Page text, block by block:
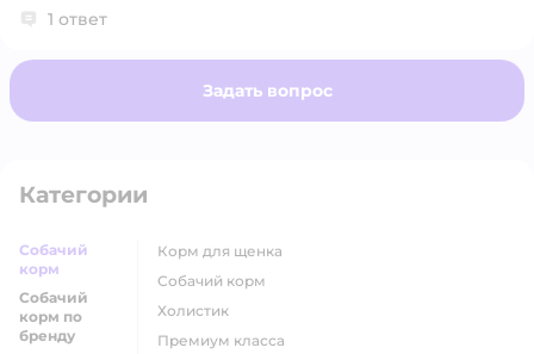
1 ответ
Задать вопрос
Категории
Собачий
корм
Собачий
корм по
бренду
корм для щенка
собачий корм
холистик
премиум класса